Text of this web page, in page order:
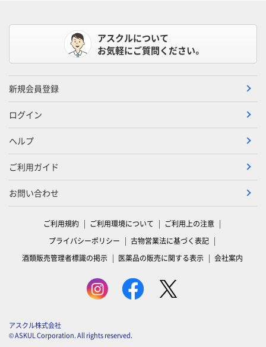
アスクルについて
お気軽にご質問ください。
新規会員登録
ログイン
ヘルプ
ご利用ガイド
お問い合わせ
ご利用規約 ご利用環境について
ご利用上の注意
プライバシーポリシー
古物営業法に基づく表記
酒類販売管理者標識の掲示
医薬品の販売に関する表示 会社案内
アスクル株式会社
© ASKUL Corporation. All rights reserved.